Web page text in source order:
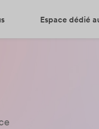
Espace dédié